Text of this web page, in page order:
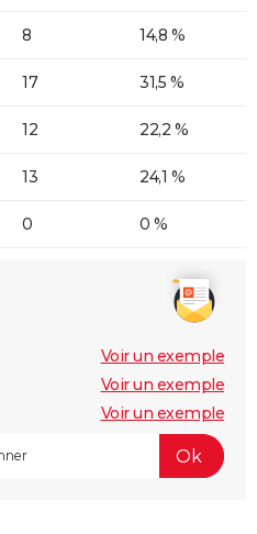
8 14,8 %
17 31,5 %
12 22,2 %
13 24,1 %
0 0 %
Voir un exemple
Voir un exemple
Voir un exemple